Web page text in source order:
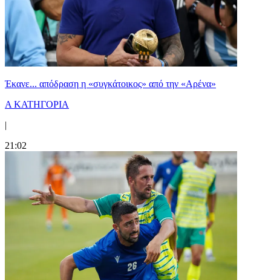
Έκανε... απόδραση η «συγκάτοικος» από την «Αρένα»
Α ΚΑΤΗΓΟΡΙΑ
|
21:02